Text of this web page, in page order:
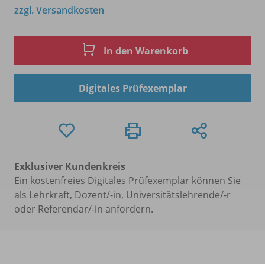
zzgl. Versandkosten
In den Warenkorb
Digitales Prüfexemplar
Exklusiver Kundenkreis
Ein kostenfreies Digitales Prüfexemplar können Sie
als Lehrkraft, Dozent/-in, Universitätslehrende/-r
oder Referendar/-in anfordern.